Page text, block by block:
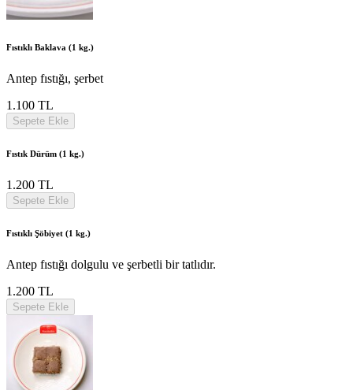
Fıstıklı Baklava (1 kg.)
Antep fıstığı, şerbet
1.100 TL
Sepete Ekle
Fıstık Dürüm (1 kg.)
1.200 TL
Sepete Ekle
Fıstıklı Şöbiyet (1 kg.)
Antep fıstığı dolgulu ve şerbetli bir tatlıdır.
1.200 TL
Sepete Ekle